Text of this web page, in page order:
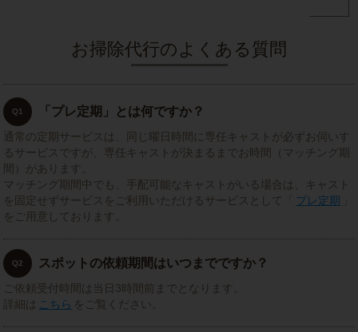
お掃除代行のよくある質問
Q1 「プレ定期」とは何ですか？
通常の定期サービスは、同じ曜日時間に専任キャストが必ずお伺いす
るサービスですが、専任キャストが決まるまでお時間（マッチング期
間）があります。
マッチング期間中でも、手配可能なキャストがいる場合は、キャスト
を固定せずサービスをご利用いただけるサービスとして「
プレ定期
をご用意しております。
Q2 スポットの依頼期間はいつまでですか？
ご依頼受付時間は当日3時間前までとなります。
詳細は こちら をご覧ください。